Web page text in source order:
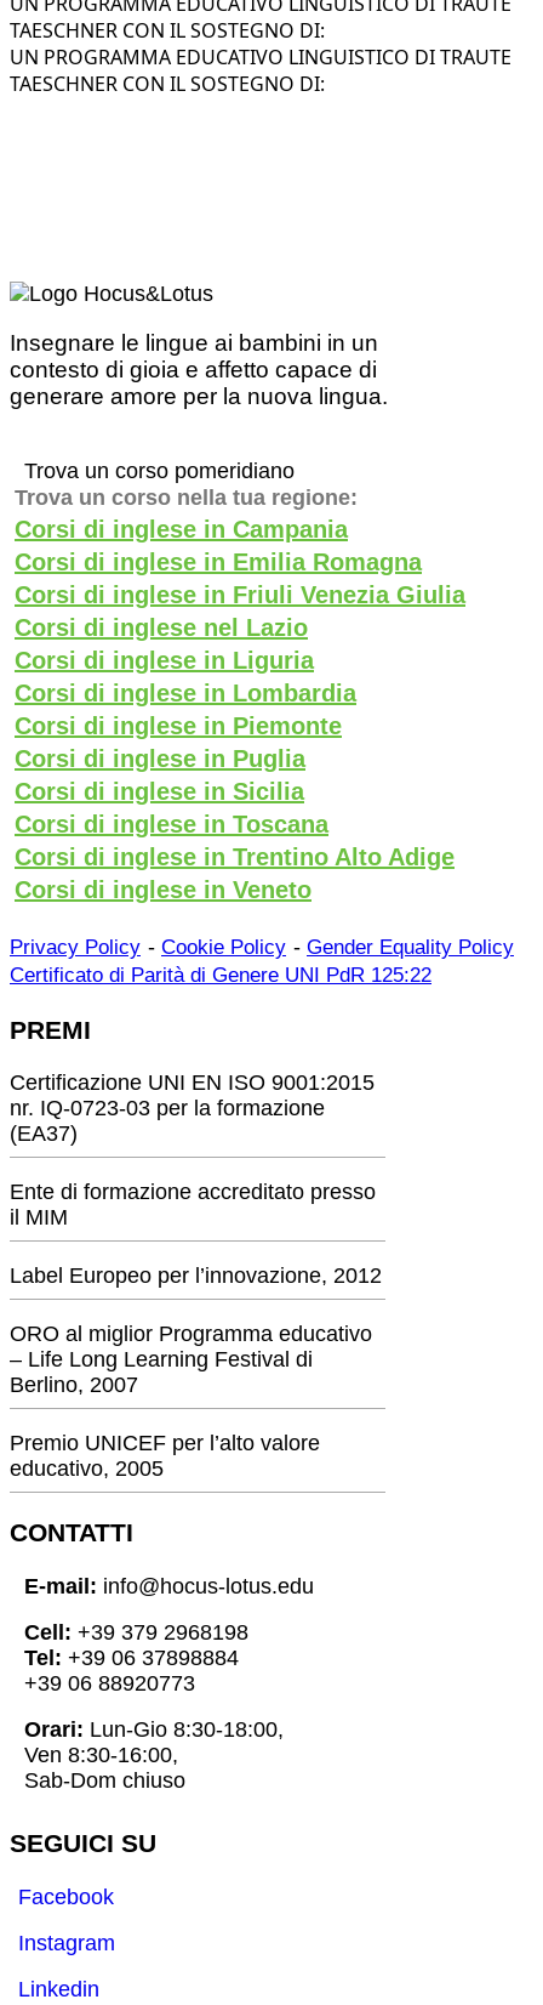
TAESCHNER CON IL SOSTEGNO DI:
UN PROGRAMMA EDUCATIVO LINGUISTICO DI TRAUTE
TAESCHNER CON IL SOSTEGNO DI:
Insegnare le lingue ai bambini in un
contesto di gioia e affetto capace di
generare amore per la nuova lingua.
Trova un corso pomeridiano
Trova un corso nella tua regione:
Corsi di inglese in Campania
Corsi di inglese in Emilia Romagna
Corsi di inglese in Friuli Venezia Giulia
Corsi di inglese nel Lazio
Corsi di inglese in Liguria
Corsi di inglese in Lombardia
Corsi di inglese in Piemonte
Corsi di inglese in Puglia
Corsi di inglese in Sicilia
Corsi di inglese in Toscana
Corsi di inglese in Trentino Alto Adige
Corsi di inglese in Veneto
Privacy Policy - Cookie Policy - Gender Equality Policy
Certificato di Parità di Genere UNI PdR 125:22
PREMI
Certificazione UNI EN ISO 9001:2015
nr. IQ-0723-03 per la formazione
(EA37)
Ente di formazione accreditato presso
il MIM
Label Europeo per l’innovazione, 2012
ORO al miglior Programma educativo
– Life Long Learning Festival di
Berlino, 2007
Premio UNICEF per l’alto valore
educativo, 2005
CONTATTI
E-mail: info@hocus-lotus.edu
Cell: +39 379 2968198
Tel: +39 06 37898884
+39 06 88920773
Orari: Lun-Gio 8:30-18:00,
Ven 8:30-16:00,
Sab-Dom chiuso
SEGUICI SU
Facebook
Instagram
Linkedin